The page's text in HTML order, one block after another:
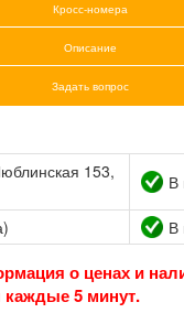
Кросс-номера
Описание
Задать вопрос
153,
В
В
о ценах и
каждые 5 минут.